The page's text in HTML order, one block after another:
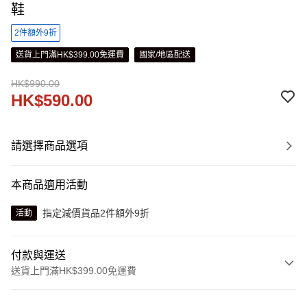
鞋
2件額外9折
送貨上門滿HK$399.00免運費 國家/地區配送
HK$990.00
HK$590.00
請選擇商品選項
本商品適用活動
活動 指定減價貨品2件額外9折
付款與運送
送貨上門滿HK$399.00免運費